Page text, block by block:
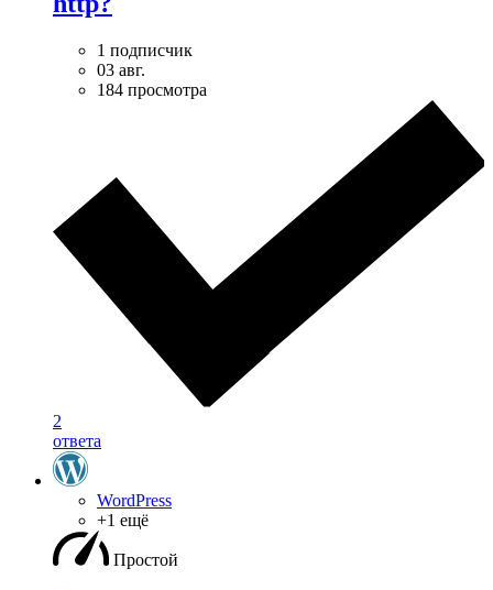
1 подписчик
03 авг.
184 просмотра
2
ответа
WordPress
+1 ещё
Простой